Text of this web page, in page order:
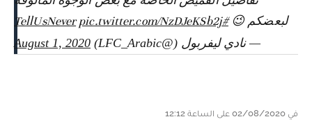
لبعضكم 😉#TellUsNever
pic.twitter.com/NzDJeKSb2j
— نادي ليفربول (@LFC_Arabic) August 1, 2020
في 02/08/2020 على الساعة 12:12